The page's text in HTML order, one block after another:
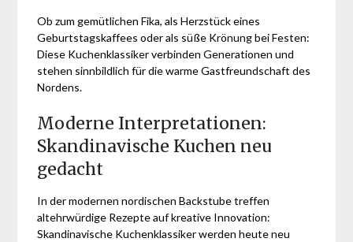
Ob zum gemütlichen Fika, als Herzstück eines
Geburtstagskaffees oder als süße Krönung bei Festen:
Diese Kuchenklassiker verbinden Generationen und
stehen sinnbildlich für die warme Gastfreundschaft des
Nordens.
Moderne Interpretationen:
Skandinavische Kuchen neu
gedacht
In der modernen nordischen Backstube treffen
altehrwürdige Rezepte auf kreative Innovation:
Skandinavische Kuchenklassiker werden heute neu